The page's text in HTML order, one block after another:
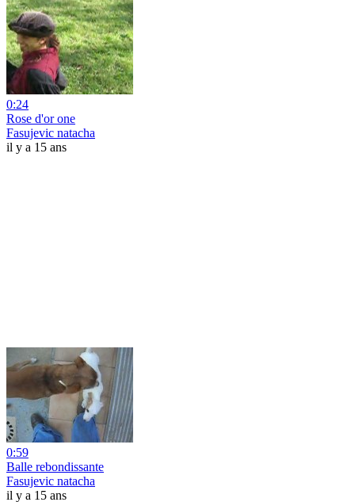
0:24
Rose d'or one
Fasujevic natacha
il y a 15 ans
0:59
Balle rebondissante
Fasujevic natacha
il y a 15 ans